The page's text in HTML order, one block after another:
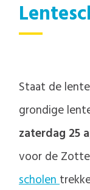
Staat de
grondige
zaterdag 25
voor de
scholen